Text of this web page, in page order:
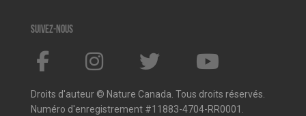
Suivez-nous
Droits d'auteur © Nature Canada. Tous droits réservés.
Numéro d'enregistrement #11883-4704-RR0001.